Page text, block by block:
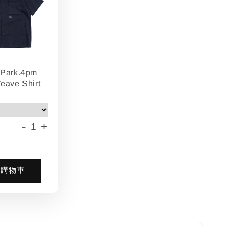
Shirt
- +
物車